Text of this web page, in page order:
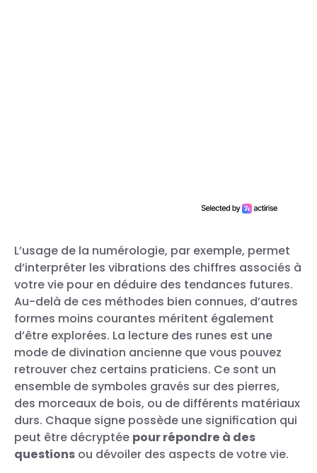
L’usage de la numérologie, par exemple, permet
d’interpréter les vibrations des chiffres associés à
votre vie pour en déduire des tendances futures.
Au-delà de ces méthodes bien connues, d’autres
formes moins courantes méritent également
d’être explorées. La lecture des runes est une
mode de divination ancienne que vous pouvez
retrouver chez certains praticiens. Ce sont un
ensemble de symboles gravés sur des pierres,
des morceaux de bois, ou de différents matériaux
durs. Chaque signe possède une signification qui
peut être décryptée pour répondre à des
questions ou dévoiler des aspects de votre vie.